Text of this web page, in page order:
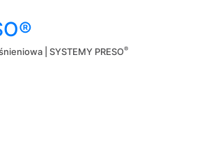
| SYSTEMY PRESO®